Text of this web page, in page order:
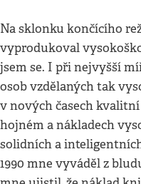
Na sklonku končícího
vyprodukoval
jsem se. I při nejvyšší
osob vzdělaných tak
v nových časech
hojném a nákladech
solidních a
1990 mne vyváděl z